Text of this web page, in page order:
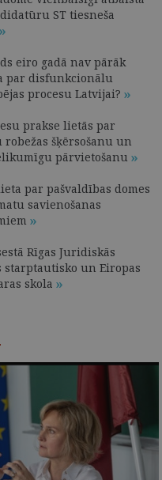
ST tiesneša
eiro gadā nav pārāk
par disfunkcionālu
procesu Latvijai?
prakse lietās par
šķērsošanu un
pārvietošanu
par pašvaldības domes
savienošanas
Rīgas Juridiskās
starptautisko un Eiropas
skola